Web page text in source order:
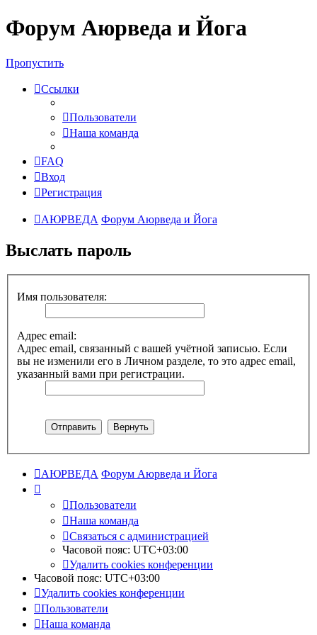
Форум Аюрведа и Йога
Пропустить
Ссылки
Пользователи
Наша команда
FAQ
Вход
Регистрация
АЮРВЕДА Форум Аюрведа и Йога
Выслать пароль
Имя пользователя:
Адрес email:
Адрес email, связанный с вашей учётной записью. Если
вы не изменили его в Личном разделе, то это адрес email,
указанный вами при регистрации.
АЮРВЕДА Форум Аюрведа и Йога
Пользователи
Наша команда
Связаться с администрацией
Часовой пояс: UTC+03:00
Удалить cookies конференции
Часовой пояс: UTC+03:00
Удалить cookies конференции
Пользователи
Наша команда